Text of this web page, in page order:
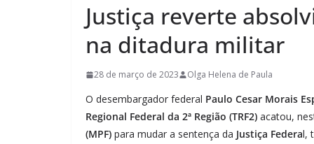
Justiça reverte
na ditadura militar
28 de março de 2023 Olga Helena de Paula
O desembargador federal Paulo Cesar Morais
Regional Federal da 2ª Região (TRF2) acatou,
(MPF) para mudar a sentença da Justiça Federal,